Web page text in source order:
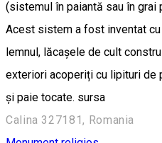
(sistemul în paiantă sau în grai
Acest sistem a fost inventat
lemnul, lăcașele de cult
exteriori acoperiți cu lipituri de
şi paie tocate. sursa
Calina 327181, Romania